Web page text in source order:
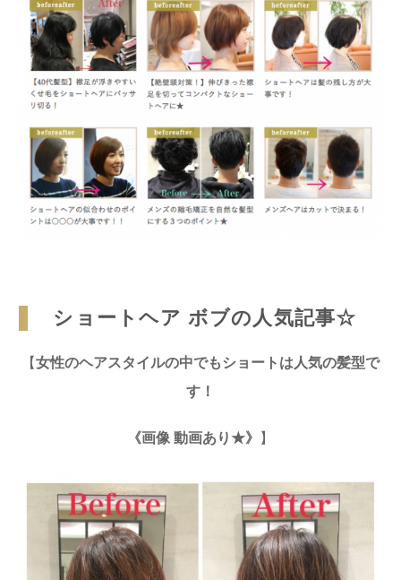
ショートヘア ボブの人気記事☆
【女性のヘアスタイルの中でもショートは人気の髪型で
す！
《画像 動画あり★》 】